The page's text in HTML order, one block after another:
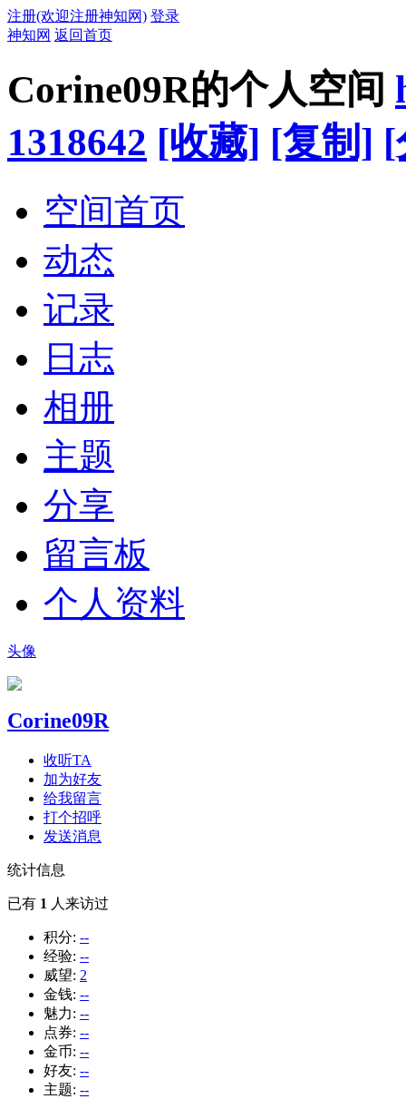
注册(欢迎注册神知网) 登录
神知网 返回首页
Corine09R的个人空间
1318642 [收藏] [复制] [
空间首页
动态
记录
日志
相册
主题
分享
留言板
个人资料
头像
Corine09R
收听TA
加为好友
给我留言
打个招呼
发送消息
统计信息
已有 1 人来访过
积分: --
经验: --
威望: 2
金钱: --
魅力: --
点券: --
金币: --
好友: --
主题: --